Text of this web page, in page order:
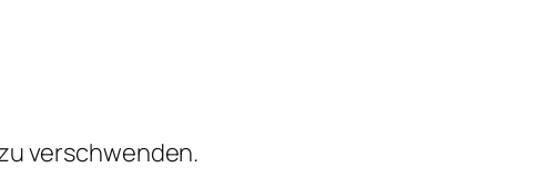
verschwenden.